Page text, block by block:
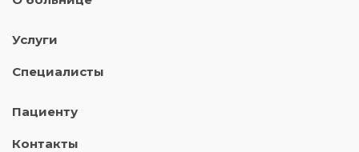
Услуги
Специалисты
Пациенту
Контакты